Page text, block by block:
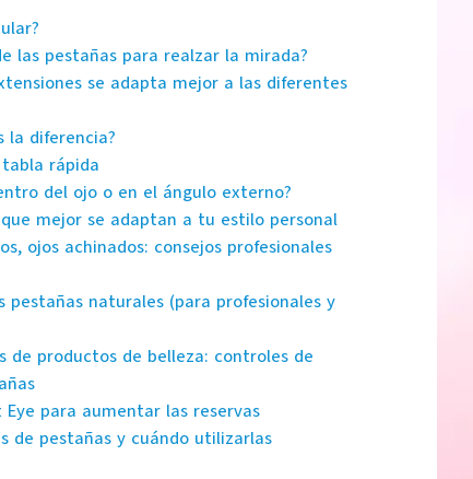
las pestañas para realzar la mirada?
se adapta mejor a las diferentes
la diferencia?
rápida
del ojo o en el ángulo externo?
mejor se adaptan a tu estilo personal
ojos achinados: consejos profesionales
naturales (para profesionales y
de productos de belleza: controles de
para aumentar las reservas
de pestañas y cuándo utilizarlas